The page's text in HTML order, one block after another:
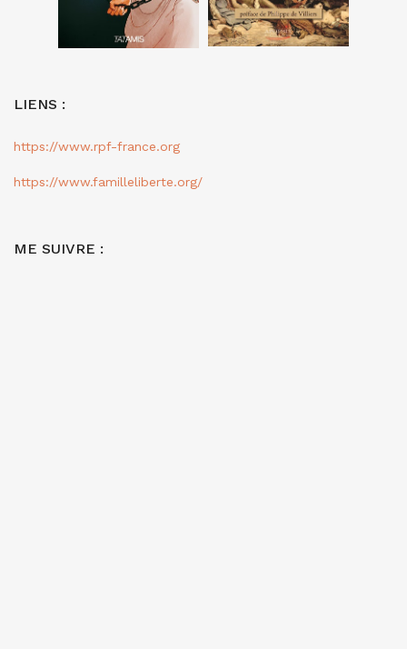
LIENS :
https://www.rpf-france.org
https://www.familleliberte.org/
ME SUIVRE :